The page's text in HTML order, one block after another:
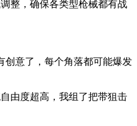
整，确保各类型枪械都有战
创意了，每个角落都可能爆发
由度超高，我组了把带狙击